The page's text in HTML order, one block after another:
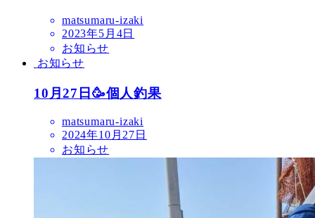
matsumaru-izaki
2023年5月4日
お知らせ
お知らせ
10月27日🥳個人釣果
matsumaru-izaki
2024年10月27日
お知らせ